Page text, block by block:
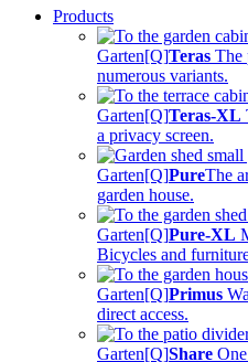
Products
Garten[Q]Teras The
numerous variants.
Garten[Q]Teras-XL
a privacy screen.
Garten[Q]PureThe
garden house.
Garten[Q]Pure-XL
Bicycles and
Garten[Q]Primus
direct access.
Garten[Q]Share